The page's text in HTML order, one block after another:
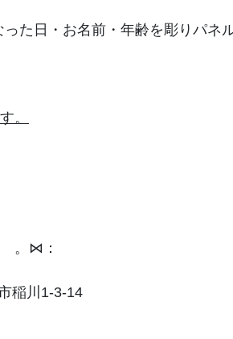
た日・お名前・年齢を彫りパネ
。
。⋈：゚
稲川1-3-14